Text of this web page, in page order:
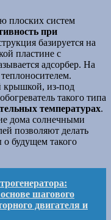
плоских систем
при
базируется на
пластине с
адсорбер. На
крышкой, из-под
такого типа
температурах.
дома солнечными
позволяют делать
будущем такого
шагового
двигателя и